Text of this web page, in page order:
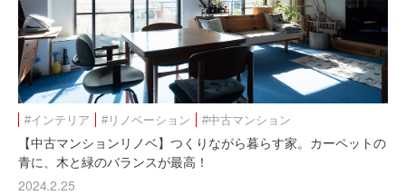
#インテリア #リノベーション #中古マンション
【中古マンションリノベ】つくりながら暮らす家。カーペットの
青に、木と緑のバランスが最高！
2024.2.25